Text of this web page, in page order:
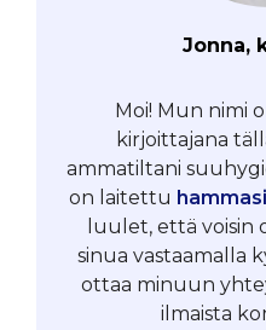
Jonna,
Moi! Mun nimi
kirjoittajana
ammatiltani
on laitettu
luulet, että voisin
sinua vastaamalla
ottaa minuun
ilmaista